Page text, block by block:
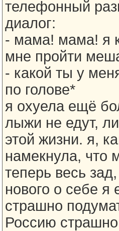
телефонный
диалог:
- мама! мама! я
мне пройти
- какой ты у
по голове*
я охуела ещё
лыжи не едут,
этой жизни. я,
намекнула, что
теперь весь
нового о себе
страшно
Россию